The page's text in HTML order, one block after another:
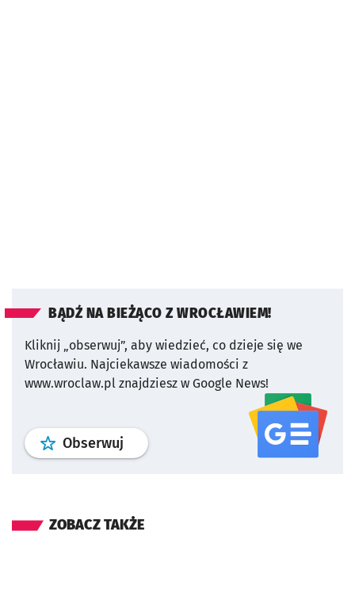
BĄDŹ NA BIEŻĄCO Z WROCŁAWIEM!
Kliknij „obserwuj”, aby wiedzieć, co dzieje się we
Wrocławiu. Najciekawsze wiadomości z
www.wroclaw.pl znajdziesz w Google News!
Obserwuj profil serwisu
ZOBACZ TAKŻE